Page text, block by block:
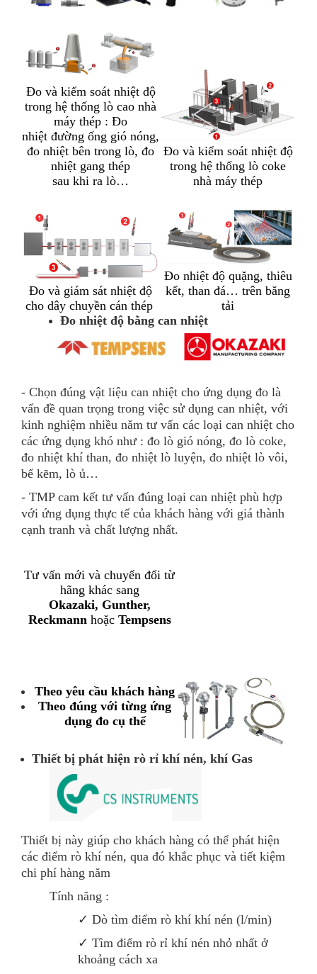
Đo và kiểm soát nhiệt độ
trong hệ thống lò cao nhà
máy thép : Đo
nhiệt đường ống gió nóng,
đo nhiệt bên trong lò, đo
nhiệt gang thép
sau khi ra lò…
Đo và kiểm soát nhiệt độ
trong hệ thống lò coke
nhà máy thép
Đo và giám sát nhiệt độ
cho dây chuyền cán thép
Đo nhiệt độ quặng, thiêu
kết, than đá… trên băng
tải
Đo nhiệt độ bằng can nhiệt
- Chọn đúng vật liệu can nhiệt cho ứng dụng đo là
vấn đề quan trọng trong việc sử dụng can nhiệt, với
kinh nghiệm nhiều năm tư vấn các loại can nhiệt cho
các ứng dụng khó như : đo lò gió nóng, đo lò coke,
đo nhiệt khí than, đo nhiệt lò luyện, đo nhiệt lò vôi,
bể kẽm, lò ủ…
- TMP cam kết tư vấn đúng loại can nhiệt phù hợp
với ứng dụng thực tế của khách hàng với giá thành
cạnh tranh và chất lượng nhất.
Tư vấn mới và chuyển đổi từ
hãng khác sang
Okazaki, Gunther,
Reckmannhoặc Tempsens
Theo yêu cầu khách hàng
Theo đúng với từng ứng
dụng đo cụ thể
Thiết bị phát hiện rò rỉ khí nén, khí Gas
Thiết bị này giúp cho khách hàng có thể phát hiện
các điểm rò khí nén, qua đó khắc phục và tiết kiệm
chi phí hàng năm
Tính năng :
✓ Dò tìm điểm rò khí khí nén (l/min)
✓ Tìm điểm rò rỉ khí nén nhỏ nhất ở
khoảng cách xa